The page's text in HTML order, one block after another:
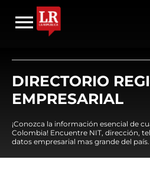
DIRECTORIO
EMPRESARIAL
¡Conozca la información esencial de
Colombia! Encuentre NIT, dirección,
datos empresarial mas grande del país.